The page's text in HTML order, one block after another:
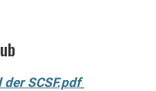
SCSF.pdf